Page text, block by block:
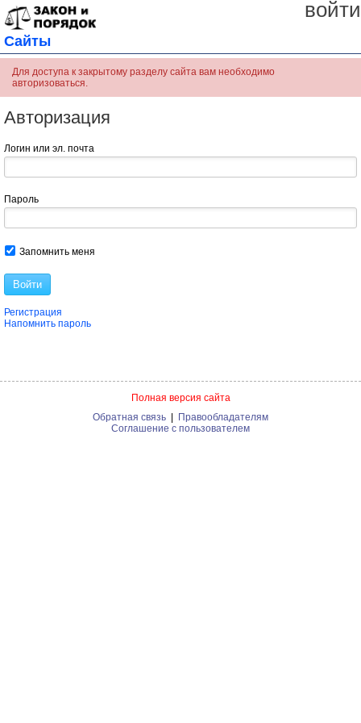
войти
Сайты
Для доступа к закрытому разделу сайта вам необходимо
авторизоваться.
Авторизация
Логин или эл. почта
Пароль
Запомнить меня
Войти
Регистрация
Напомнить пароль
Полная версия сайта
Обратная связь
Правообладателям
Соглашение с пользователем